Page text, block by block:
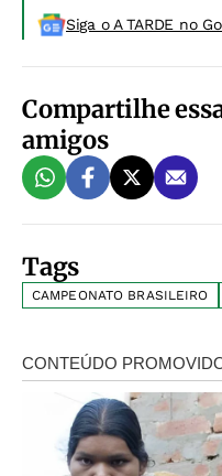
Siga o A TARDE no
Compartilhe
amigos
Tags
CAMPEONATO BRASILEIRO